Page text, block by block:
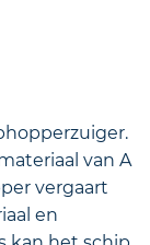
van A
vergaart
en